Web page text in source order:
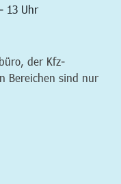
13 Uhr
der Kfz-
Bereichen sind nur